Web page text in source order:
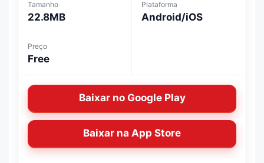
Tamanho
22.8MB
Plataforma
Android/iOS
Preço
Free
Baixar no Google Play
Baixar na App Store